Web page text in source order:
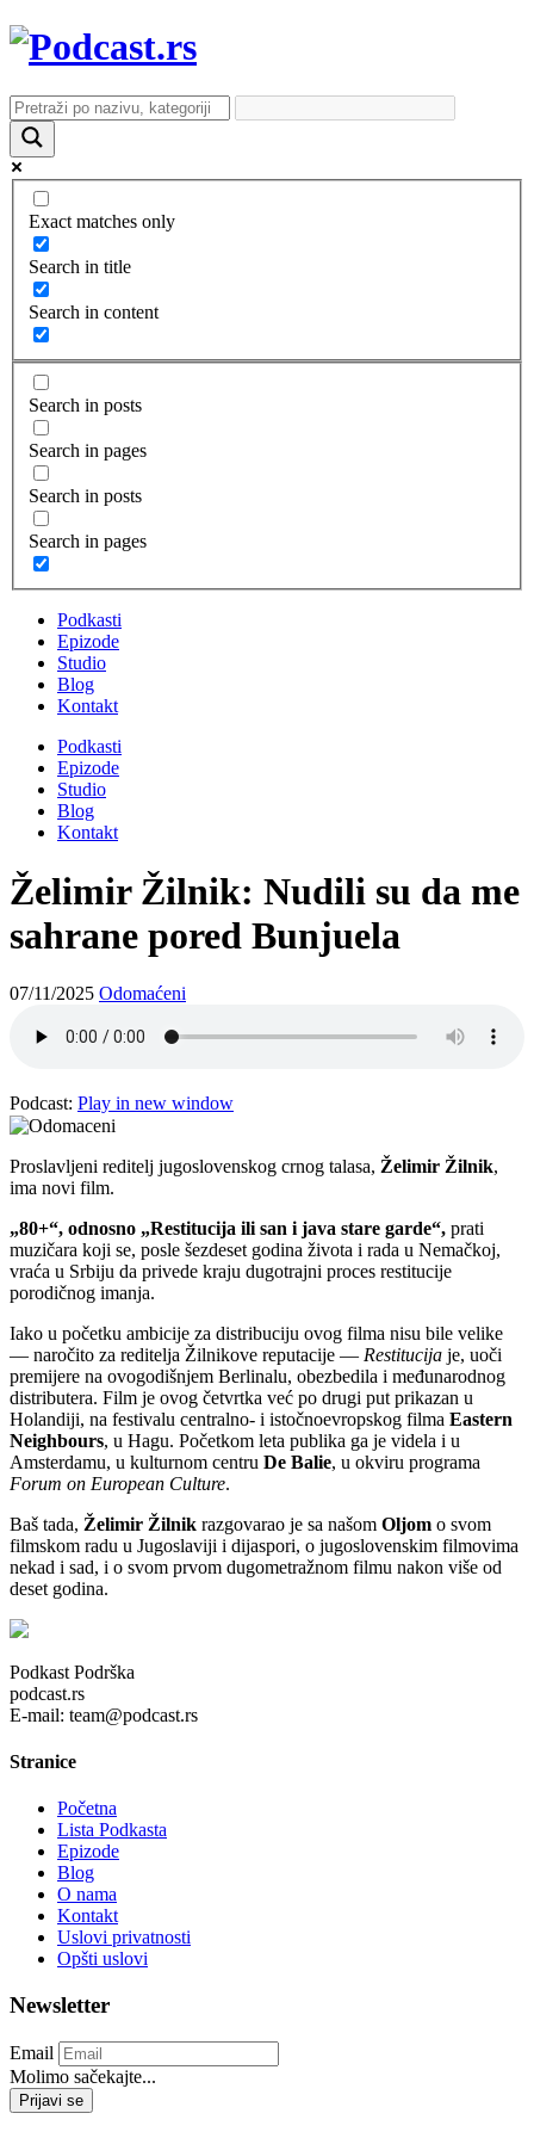
Exact matches only
Search in title
Search in content
Search in posts
Search in pages
Search in posts
Search in pages
Podkasti
Epizode
Studio
Blog
Kontakt
Podkasti
Epizode
Studio
Blog
Kontakt
Želimir Žilnik: Nudili su da me
sahrane pored Bunjuela
07/11/2025 Odomaćeni
Podcast: Play in new window
Proslavljeni reditelj jugoslovenskog crnog talasa, Želimir Žilnik,
ima novi film.
„80+“, odnosno „Restitucija ili san i java stare garde“, prati
muzičara koji se, posle šezdeset godina života i rada u Nemačkoj,
vraća u Srbiju da privede kraju dugotrajni proces restitucije
porodičnog imanja.
Iako u početku ambicije za distribuciju ovog filma nisu bile velike
— naročito za reditelja Žilnikove reputacije — Restitucija je, uoči
premijere na ovogodišnjem Berlinalu, obezbedila i međunarodnog
distributera. Film je ovog četvrtka već po drugi put prikazan u
Holandiji, na festivalu centralno- i istočnoevropskog filma Eastern
Neighbours, u Hagu. Početkom leta publika ga je videla i u
Amsterdamu, u kulturnom centru De Balie, u okviru programa
Forum on European Culture.
Baš tada, Želimir Žilnik razgovarao je sa našom Oljom o svom
filmskom radu u Jugoslaviji i dijaspori, o jugoslovenskim filmovima
nekad i sad, i o svom prvom dugometražnom filmu nakon više od
deset godina.
Podkast Podrška
podcast.rs
E-mail: team@podcast.rs
Stranice
Početna
Lista Podkasta
Epizode
Blog
O nama
Kontakt
Uslovi privatnosti
Opšti uslovi
Newsletter
Email
Molimo sačekajte...
Prijavi se